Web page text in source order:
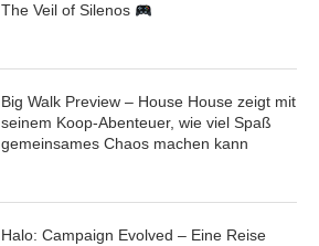
The Veil of Silenos
Big Walk Preview – House House zeigt mit
seinem Koop-Abenteuer, wie viel Spaß
gemeinsames Chaos machen kann
Halo: Campaign Evolved – Eine Reise